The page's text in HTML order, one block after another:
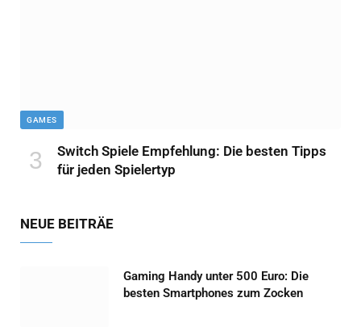
GAMES
Switch Spiele Empfehlung: Die besten Tipps
für jeden Spielertyp
NEUE BEITRÄE
Gaming Handy unter 500 Euro: Die
besten Smartphones zum Zocken